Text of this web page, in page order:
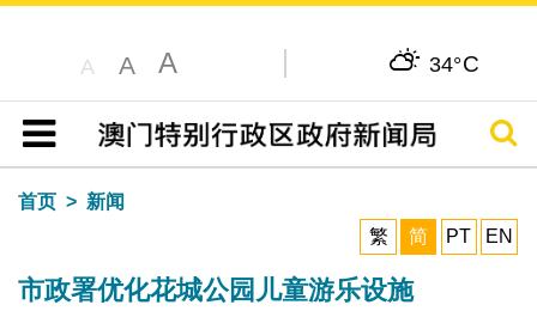
A A A 34°C
目录
搜寻
首页
新闻
繁
简 PT EN
市政署优化花城公园儿童游乐设施